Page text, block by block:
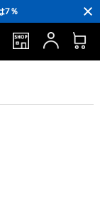
7％
プレゼント！
ント！